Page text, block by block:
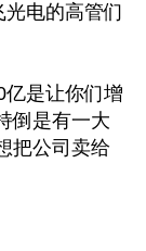
光电的高管们
亿是让你们增
倒是有一大
把公司卖给